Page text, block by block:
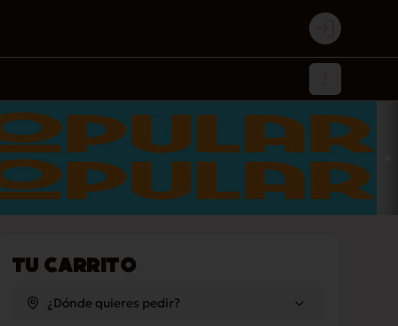
Login
Tu Carrito
¿Dónde quieres pedir?